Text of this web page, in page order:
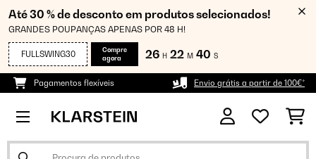
Até 30 % de desconto em produtos selecionados!
GRANDES POUPANÇAS APENAS POR 48 H!
FULLSWING30
Compre
agora
26 H 22 M 40 S
Pagamentos flexíveis Envio grátis a partir de 100€*